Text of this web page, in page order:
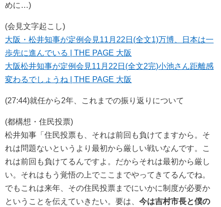
めに…)
(会見文字起こし)
大阪・松井知事が定例会見11月22日(全文1)万博、日本は一
歩先に進んでいる | THE PAGE 大阪
大阪松井知事が定例会見11月22日(全文2完)小池さん距離感
変わるでしょうね | THE PAGE 大阪
(27:44)就任から2年、これまでの振り返りについて
(都構想・住民投票)
松井知事「住民投票も、それは前回も負けてますから。そ
れは問題ないというより最初から厳しい戦いなんです。こ
れは前回も負けてるんですよ。だからそれは最初から厳し
い。それはもう覚悟の上でここまでやってきてるんでね。
でもこれは来年、その住民投票までにいかに制度が必要か
ということを伝えていきたい。要は、 今は吉村市長と僕の